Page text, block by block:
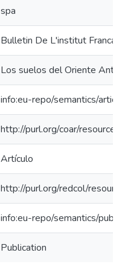
spa
Bulletin De L'institut
Los suelos del Oriente
info:eu-repo/semantics/
http://purl.org/coar/
Artículo
http://purl.org/redcol/
info:eu-repo/semantics/
Publication